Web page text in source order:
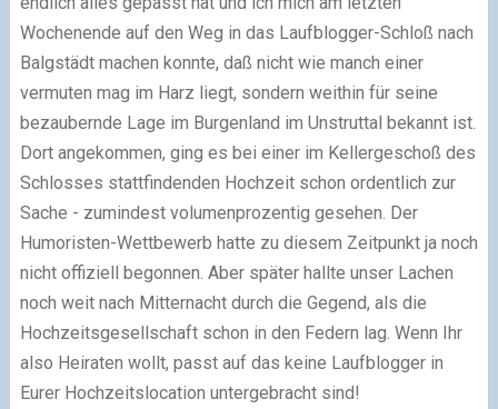
Wochenende auf den Weg in das Laufblogger-Schloß nach
Balgstädt machen konnte, daß nicht wie manch einer
vermuten mag im Harz liegt, sondern weithin für seine
bezaubernde Lage im Burgenland im Unstruttal bekannt ist.
Dort angekommen, ging es bei einer im Kellergeschoß des
Schlosses stattfindenden Hochzeit schon ordentlich zur
Sache - zumindest volumenprozentig gesehen. Der
Humoristen-Wettbewerb hatte zu diesem Zeitpunkt ja noch
nicht offiziell begonnen. Aber später hallte unser Lachen
noch weit nach Mitternacht durch die Gegend, als die
Hochzeitsgesellschaft schon in den Federn lag. Wenn Ihr
also Heiraten wollt, passt auf das keine Laufblogger in
Eurer Hochzeitslocation untergebracht sind!